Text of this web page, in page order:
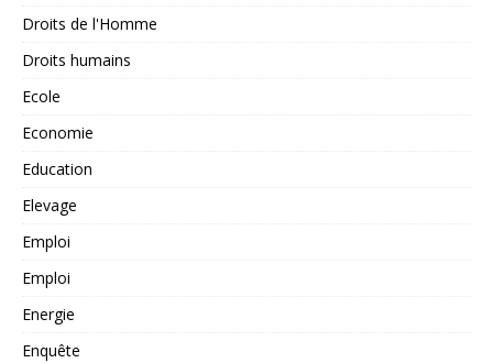
Droits de l'Homme
Droits humains
Ecole
Economie
Education
Elevage
Emploi
Emploi
Energie
Enquête